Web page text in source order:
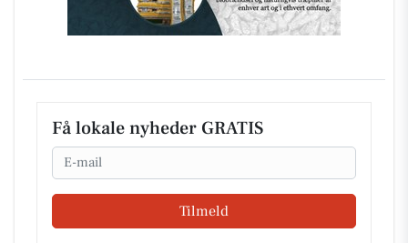
Få lokale nyheder GRATIS
Email
Tilmeld